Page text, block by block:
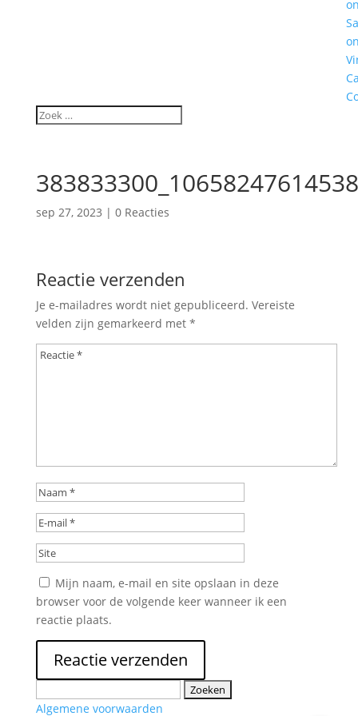
sep 27, 2023 | 0 Reacties
Reactie verzenden
Je e-mailadres wordt niet gepubliceerd. Vereiste
velden zijn gemarkeerd met *
Mijn naam, e-mail en site opslaan in deze
browser voor de volgende keer wanneer ik een
reactie plaats.
naar:
Algemene voorwaarden